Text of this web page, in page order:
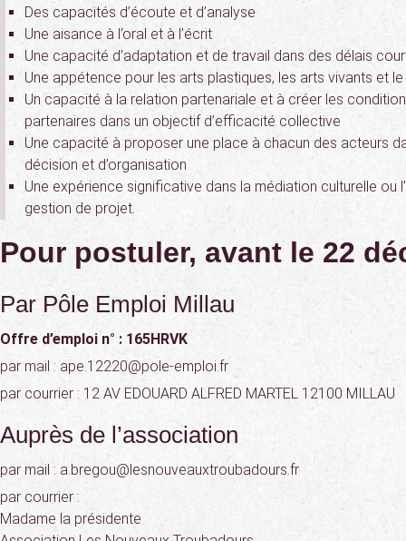
Des capacités d’écoute et d’analyse
Une aisance à l’oral et à l’écrit
Une capacité d’adaptation et de travail dans des délais
Une appétence pour les arts plastiques, les arts vivants et
Un capacité à la relation partenariale et à créer les
partenaires dans un objectif d’efficacité collective
Une capacité à proposer une place à chacun des acteurs
décision et d’organisation
Une expérience significative dans la médiation culturelle ou
gestion de projet.
Pour postuler, avant le 22
Par Pôle Emploi Millau
Offre d’emploi n° : 165HRVK
par mail : ape.12220@pole-emploi.fr
par courrier : 12 AV EDOUARD ALFRED MARTEL 12100 MILLAU
Auprès de l’association
par mail : a.bregou@lesnouveauxtroubadours.fr
par courrier :
Madame la présidente